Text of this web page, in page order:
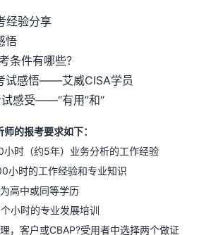
经验分享
悟
条件有哪些？
试感悟——艾威CISA学员
试感受——“有用”和“
的报考要求如下：
时（约5年）业务分析的工作经验
的工作经验和专业知识
中或同等学历
时的专业发展培训
户或CBAP?受用者中选择两个做证